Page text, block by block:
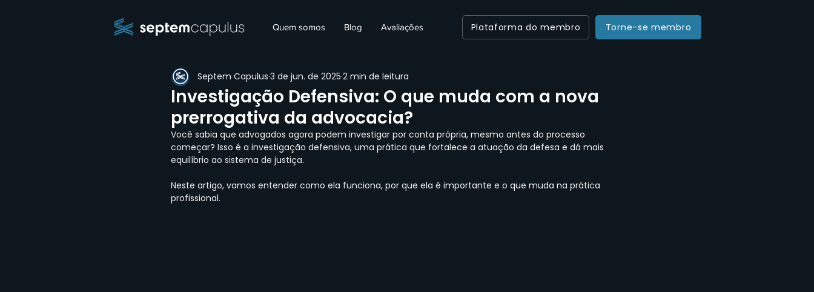
Quem somos Blog Avaliações Plataforma do membro Torne-se membro
Investigação Defensiva: O que muda com a nova
prerrogativa da advocacia?
Septem Capulus 3 de jun. de 2025 2 min de leitura
Você sabia que advogados agora podem investigar por conta própria, mesmo antes do processo
começar? Isso é a investigação defensiva, uma prática que fortalece a atuação da defesa e dá mais
equilíbrio ao sistema de justiça.
Neste artigo, vamos entender como ela funciona, por que ela é importante e o que muda na prática
profissional.